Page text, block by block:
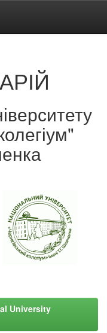
University